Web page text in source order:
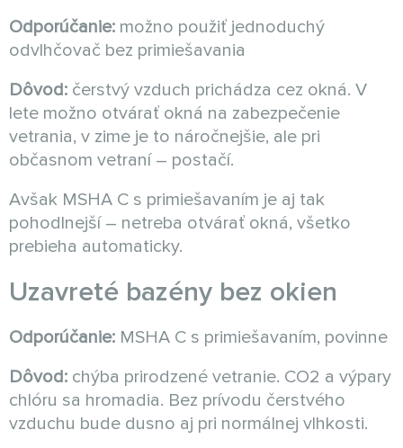
Odporúčanie: možno použiť jednoduchý
odvlhčovač bez primiešavania
Dôvod: čerstvý vzduch prichádza cez okná. V
lete možno otvárať okná na zabezpečenie
vetrania, v zime je to náročnejšie, ale pri
občasnom vetraní – postačí.
Avšak MSHA C s primiešavaním je aj tak
pohodlnejší – netreba otvárať okná, všetko
prebieha automaticky.
Uzavreté bazény bez okien
Odporúčanie: MSHA C s primiešavaním, povinne
Dôvod: chýba prirodzené vetranie. CO2 a výpary
chlóru sa hromadia. Bez prívodu čerstvého
vzduchu bude dusno aj pri normálnej vlhkosti.